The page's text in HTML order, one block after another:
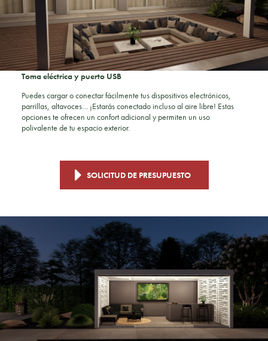
Toma eléctrica y puerto USB
Puedes cargar o conectar fácilmente tus dispositivos electrónicos,
parrillas, altavoces… ¡Estarás conectado incluso al aire libre! Estas
opciones te ofrecen un confort adicional y permiten un uso
polivalente de tu espacio exterior.
SOLICITUD DE PRESUPUESTO